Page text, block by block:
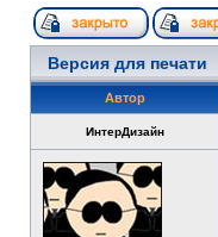
Версия для печати
Автор
ИнтерДизайн